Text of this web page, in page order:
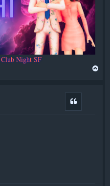
Club Night SF